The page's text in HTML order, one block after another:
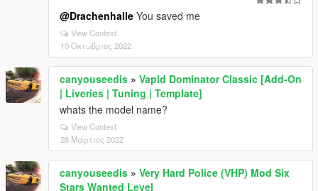
@Drachenhalle You saved me
View Context
10 Οκτώβριος 2022
canyouseedis » Vapid Dominator Classic [Add-On
| Liveries | Tuning | Template]
whats the model name?
View Context
28 Μάρτιος 2022
canyouseedis » Very Hard Police (VHP) Mod Six
Stars Wanted Level